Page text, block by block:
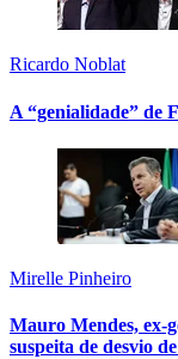
Ricardo Noblat
A “genialidade” de
Mirelle Pinheiro
Mauro Mendes, ex-
suspeita de desvio